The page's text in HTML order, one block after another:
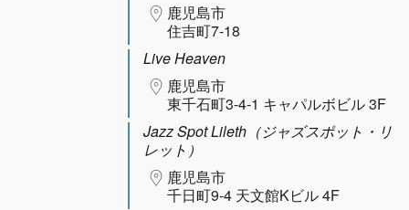
鹿児島市
住吉町7-18
Live Heaven
鹿児島市
東千石町3-4-1 キャパルボビル 3F
Jazz Spot Lileth（ジャズスポット・リ
レット）
鹿児島市
千日町9-4 天文館Kビル 4F